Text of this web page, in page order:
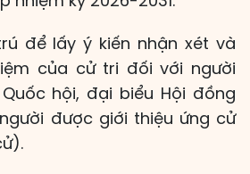
để lấy ý kiến nhận xét và
của cử tri đối với người
hội, đại biểu Hội đồng
được giới thiệu ứng cử